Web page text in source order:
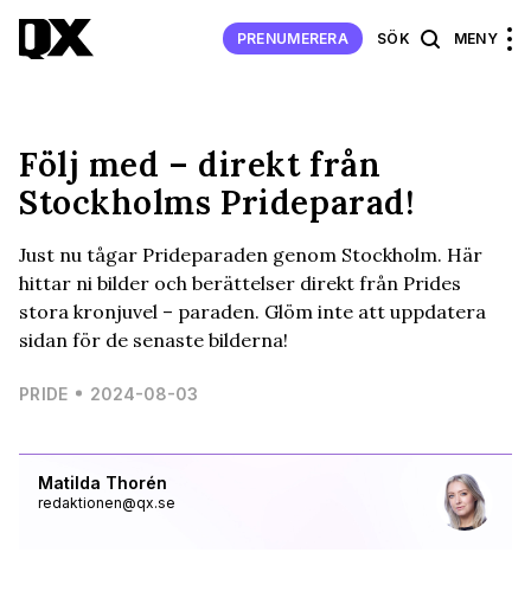
PRENUMERERA SÖK MENY
Matilda Thorén
redaktionen@qx.se
Följ med – direkt från
Stockholms Prideparad!
Just nu tågar Prideparaden genom Stockholm. Här
hittar ni bilder och berättelser direkt från Prides
stora kronjuvel – paraden. Glöm inte att uppdatera
sidan för de senaste bilderna!
PRIDE 2024-08-03